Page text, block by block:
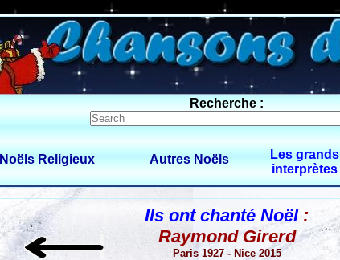
0 $limitbot 1 $limittot 2
Recherche :
Noëls Religieux Autres Noëls
Les grands
interprètes
Ils ont chanté Noël:
Raymond Girerd
Paris 1927 - Nice 2015